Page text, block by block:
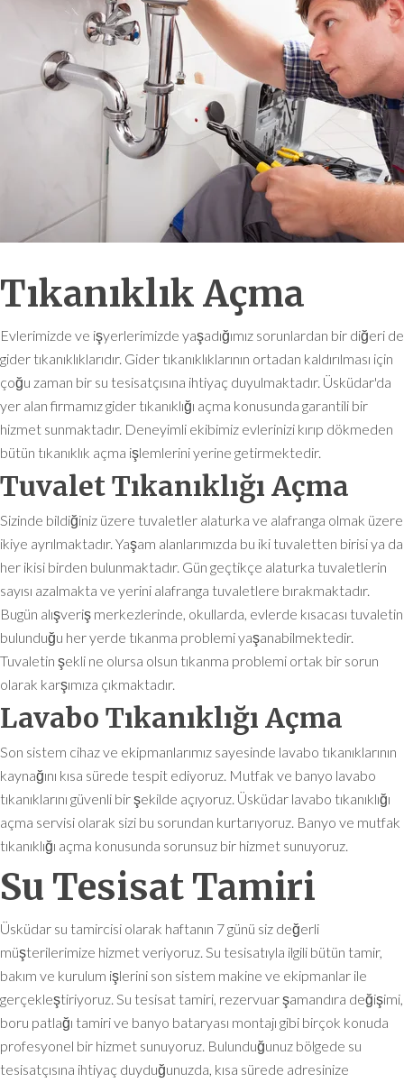
Tıkanıklık Açma
Evlerimizde ve işyerlerimizde yaşadığımız sorunlardan bir diğeri de
gider tıkanıklıklarıdır. Gider tıkanıklıklarının ortadan kaldırılması için
çoğu zaman bir su tesisatçısına ihtiyaç duyulmaktadır. Üsküdar'da
yer alan firmamız gider tıkanıklığı açma konusunda garantili bir
hizmet sunmaktadır. Deneyimli ekibimiz evlerinizi kırıp dökmeden
bütün tıkanıklık açma işlemlerini yerine getirmektedir.
Tuvalet Tıkanıklığı Açma
Sizinde bildiğiniz üzere tuvaletler alaturka ve alafranga olmak üzere
ikiye ayrılmaktadır. Yaşam alanlarımızda bu iki tuvaletten birisi ya da
her ikisi birden bulunmaktadır. Gün geçtikçe alaturka tuvaletlerin
sayısı azalmakta ve yerini alafranga tuvaletlere bırakmaktadır.
Bugün alışveriş merkezlerinde, okullarda, evlerde kısacası tuvaletin
bulunduğu her yerde tıkanma problemi yaşanabilmektedir.
Tuvaletin şekli ne olursa olsun tıkanma problemi ortak bir sorun
olarak karşımıza çıkmaktadır.
Lavabo Tıkanıklığı Açma
Son sistem cihaz ve ekipmanlarımız sayesinde lavabo tıkanıklarının
kaynağını kısa sürede tespit ediyoruz. Mutfak ve banyo lavabo
tıkanıklarını güvenli bir şekilde açıyoruz. Üsküdar lavabo tıkanıklığı
açma servisi olarak sizi bu sorundan kurtarıyoruz. Banyo ve mutfak
tıkanıklığı açma konusunda sorunsuz bir hizmet sunuyoruz.
Su Tesisat Tamiri
Üsküdar su tamircisi olarak haftanın 7 günü siz değerli
müşterilerimize hizmet veriyoruz. Su tesisatıyla ilgili bütün tamir,
bakım ve kurulum işlerini son sistem makine ve ekipmanlar ile
gerçekleştiriyoruz. Su tesisat tamiri, rezervuar şamandıra değişimi,
boru patlağı tamiri ve banyo bataryası montajı gibi birçok konuda
profesyonel bir hizmet sunuyoruz. Bulunduğunuz bölgede su
tesisatçısına ihtiyaç duyduğunuzda, kısa sürede adresinize